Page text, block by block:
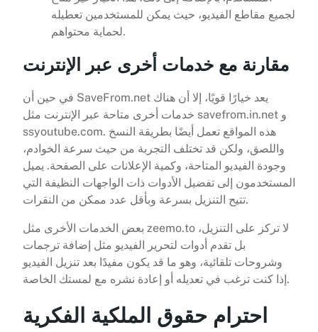
لجميع مقاطع الفيديو، حيث يمكن للمستخدمين تعطيله
لحماية محتواهم.
مقارنة مع خدمات أخرى عبر الإنترنت
في حين أن SaveFrom.net يعد خيارًا قويًا، إلا أن هناك
خدمات أخرى متاحة عبر الإنترنت مثل savefrom.in.net و
ssyoutube.com. هذه المواقع تعمل أيضًا بطريقة النسخ
واللصق، ولكن قد تختلف التجربة من حيث سرعة الخوادم،
وجودة الفيديو المتاحة، وكمية الإعلانات على الصفحة. يميل
المستخدمون إلى تفضيل الأدوات ذات الواجهات النظيفة التي
تتيح التنزيل بسرعة وبأقل عدد ممكن من النقرات.
بعض الخدمات الأخرى مثل zeemo.to لا تركز على التنزيل،
بل تقدم أدوات لتحرير الفيديو مثل إضافة ترجمات
وشروحات تلقائية، وهو ما قد يكون مفيدًا بعد تنزيل الفيديو
إذا كنت ترغب في تعديله أو إعادة نشره مع لمستك الخاصة.
احترام حقوق الملكية الفكرية